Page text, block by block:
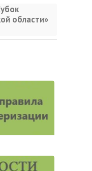
области»